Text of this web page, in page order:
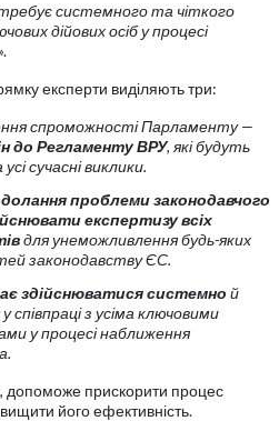
системного та чіткого
дійових осіб у процесі
експерти виділяють три:
спроможності Парламенту —
до Регламенту ВРУ, які будуть
сучасні виклики.
проблеми законодавчого
експертизу всіх
для унеможливлення будь-яких
законодавству ЄС.
здійснюватися системно й
співпраці з усіма ключовими
у процесі наближення
допоможе прискорити процес
його ефективність.